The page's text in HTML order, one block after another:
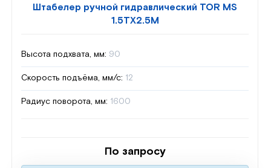
Штабелер ручной гидравлический TOR MS
1.5TX2.5M
Высота подхвата, мм: 90
Скорость подъёма, мм/с: 12
Радиус поворота, мм: 1600
По запросу